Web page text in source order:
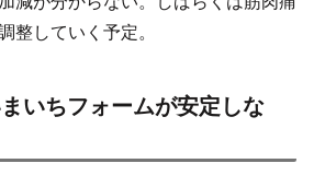
整していく予定。
ちフォームが安定しな